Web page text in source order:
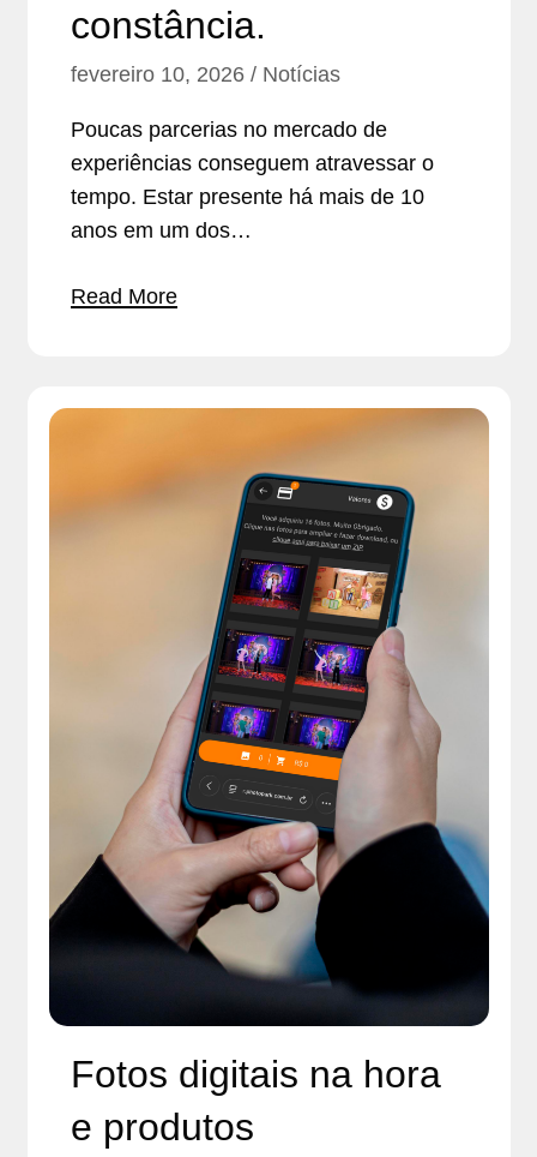
constância.
fevereiro 10, 2026 Notícias
Poucas parcerias no mercado de
experiências conseguem atravessar o
tempo. Estar presente há mais de 10
anos em um dos…
Read More
Fotos digitais na hora
e produtos